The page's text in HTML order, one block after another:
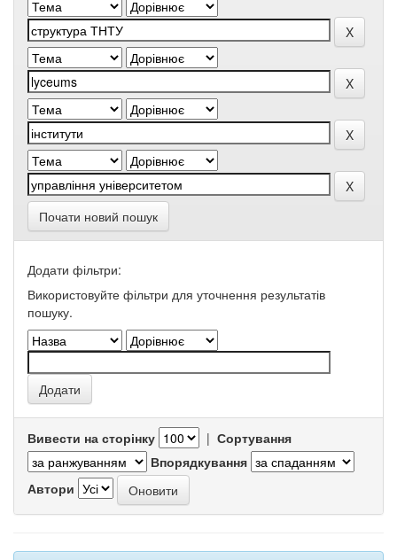
Почати новий пошук
Додати фільтри:
Використовуйте фільтри для уточнення результатів
пошуку.
Вивести на сторінку | Сортування
Впорядкування
Автори